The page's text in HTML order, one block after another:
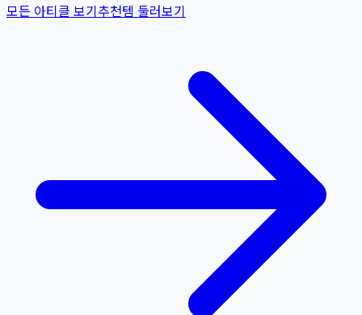
모든 아티클 보기추천템 둘러보기